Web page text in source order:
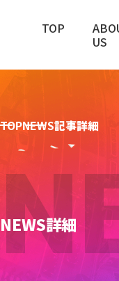
TOP
US
TOPNEWS記事詳細
NEWS詳細